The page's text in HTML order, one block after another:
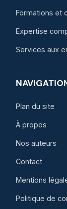
Formations et
Expertise
Services aux
Plan du site
À propos
Nos auteurs
Contact
Mentions
Politique de